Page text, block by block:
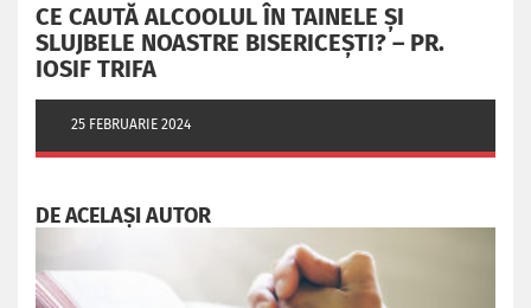
CE CAUTĂ ALCOOLUL ÎN TAINELE ŞI
SLUJBELE NOASTRE BISERICEŞTI? – PR.
IOSIF TRIFA
25 FEBRUARIE 2024
DE ACELAȘI AUTOR